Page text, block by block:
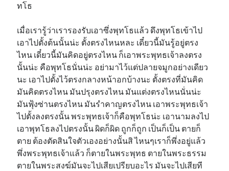
ทโธ
เมื่อเรารู้ว่าเรารองรับเอาซึ่งพุทโธแล้ว ดึงพุทโธเข้าไป
เอาไปตั้งต้นนั้นน่ะ ตั้งตรงไหนหละ เดี๋ยวนี้มันรู้อยู่ตรง
ไหน เดี๋ยวนี้มันคิดอยู่ตรงไหน ก็เอาพระพุทธเจ้าลงตรง
นั้นน่ะ คือพุทโธนั่นน่ะ อย่ามาไว้แต่ปลายจมูกอย่างเดียว
นะ เอาไปตั้งไว้ตรงกลางหน้าอกบ้างนะ ตั้งตรงที่มันคิด
มันคิดตรงไหน มันปรุงตรงไหน มันแต่งตรงไหนนั่นน่ะ
มันฟุ้งซ่านตรงไหน มันรำคาญตรงไหน เอาพระพุทธเจ้า
ไปตั้งลงตรงนั้น พระพุทธเจ้าก็คือพุทโธน่ะ เอานามลงไป
เอาพุทโธลงไปตรงนั้น ผิดก็ผิด ถูกก็ถูก เป็นก็เป็น ตายก็
ตาย ต้องตัดสินใจตัวเองอย่างนั้นสิ ไหนๆเราก็พึ่งอยู่แล้ว
พึ่งพระพุทธเจ้าแล้ว ก็ตายในพระพุทธ ตายในพระธรรม
ตายในพระสงฆ์มันจะไปเสียเปรียบอะไร มันจะไปเสียที